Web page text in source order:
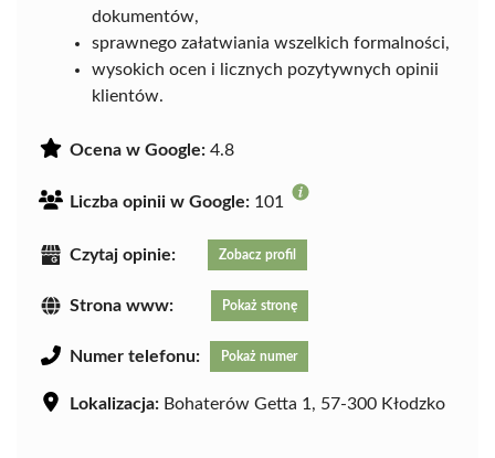
dokumentów,
sprawnego załatwiania wszelkich formalności,
wysokich ocen i licznych pozytywnych opinii
klientów.
Ocena w Google: 4.8
Liczba opinii w Google: 101
Czytaj opinie: Zobacz profil
Strona www: Pokaż stronę
Numer telefonu: Pokaż numer
Lokalizacja: Bohaterów Getta 1, 57-300 Kłodzko